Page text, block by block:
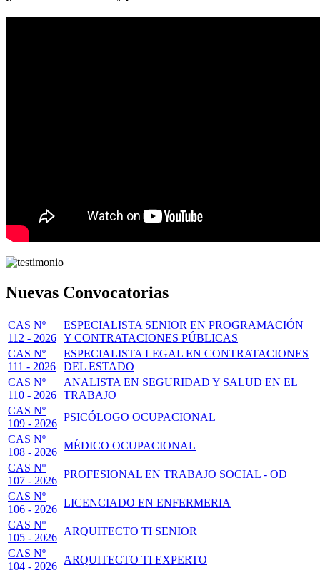
Nuevas Convocatorias
CAS Nº
112 - 2026
ESPECIALISTA SENIOR EN PROGRAMACIÓN
Y CONTRATACIONES PÚBLICAS
CAS Nº
111 - 2026
ESPECIALISTA LEGAL EN CONTRATACIONES
DEL ESTADO
CAS Nº
110 - 2026
ANALISTA EN SEGURIDAD Y SALUD EN EL
TRABAJO
CAS Nº
109 - 2026
PSICÓLOGO OCUPACIONAL
CAS Nº
108 - 2026
MÉDICO OCUPACIONAL
CAS Nº
107 - 2026
PROFESIONAL EN TRABAJO SOCIAL - OD
CAS Nº
106 - 2026
LICENCIADO EN ENFERMERIA
CAS Nº
105 - 2026
ARQUITECTO TI SENIOR
CAS Nº
104 - 2026
ARQUITECTO TI EXPERTO